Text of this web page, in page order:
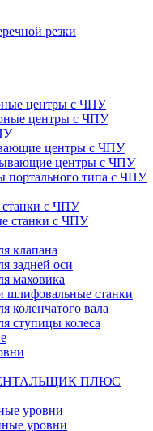
резки
центры с ЧПУ
центры с ЧПУ
центры с ЧПУ
центры с ЧПУ
портального типа с ЧПУ
станки с ЧПУ
станки с ЧПУ
клапана
задней оси
маховика
шлифовальные станки
коленчатого вала
ступицы колеса
ПЛЮС
уровни
уровни